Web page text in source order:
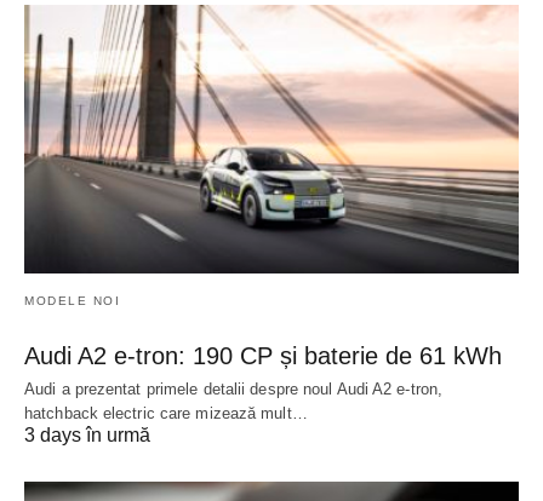
MODELE NOI
Audi A2 e-tron: 190 CP și baterie de 61 kWh
Audi a prezentat primele detalii despre noul Audi A2 e-tron,
hatchback electric care mizează mult…
3 days în urmă